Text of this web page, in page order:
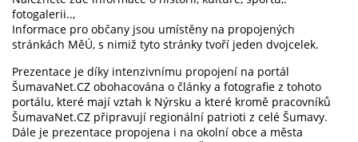
fotogalerii..,
Informace pro občany jsou umístěny na propojených
stránkách MěÚ, s nimiž tyto stránky tvoří jeden dvojcelek.
Prezentace je díky intenzivnímu propojení na portál
ŠumavaNet.CZ obohacována o články a fotografie z tohoto
portálu, které mají vztah k Nýrsku a které kromě pracovníků
ŠumavaNet.CZ připravují regionální patrioti z celé Šumavy.
Dále je prezentace propojena i na okolní obce a města